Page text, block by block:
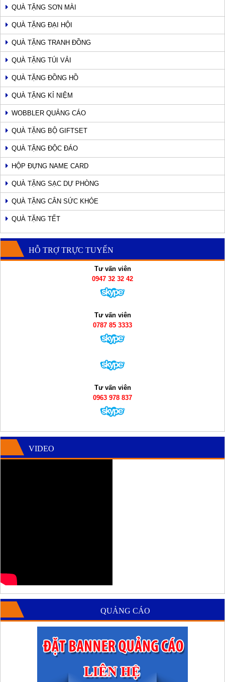
QUÀ TẶNG SƠN MÀI
QUÀ TẶNG ĐẠI HỘI
QUÀ TẶNG TRANH ĐỒNG
QUÀ TẶNG TÚI VẢI
QUÀ TẶNG ĐỒNG HỒ
QUÀ TẶNG KỈ NIỆM
WOBBLER QUẢNG CÁO
QUÀ TẶNG BỘ GIFTSET
QUÀ TẶNG ĐỘC ĐÁO
HỘP ĐỰNG NAME CARD
QUÀ TẶNG SẠC DỰ PHÒNG
QUÀ TẶNG CÂN SỨC KHỎE
QUÀ TẶNG TẾT
HỖ TRỢ TRỰC TUYẾN
Tư vấn viên
0947 32 32 42
Tư vấn viên
0787 85 3333
Tư vấn viên
0963 978 837
VIDEO
QUẢNG CÁO